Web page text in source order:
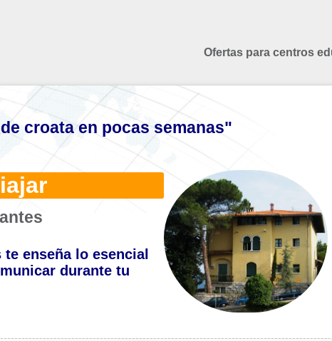
Ofertas para centros
croata en pocas semanas"
enseña lo esencial
durante tu